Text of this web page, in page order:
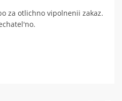
za otlichno vipolnenii zakaz.